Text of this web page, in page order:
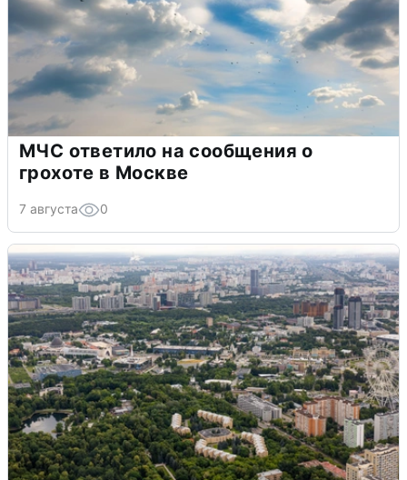
МЧС ответило на сообщения о
грохоте в Москве
7 августа 0